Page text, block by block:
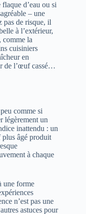
d’eau ou si
– une
pas de risque, il
à l’extérieur,
comme la
cuisiniers
en
de l’œuf cassé…
comme si
légèrement un
inattendu : un
âgé produit
à chaque
une forme
n’est pas une
astuces pour